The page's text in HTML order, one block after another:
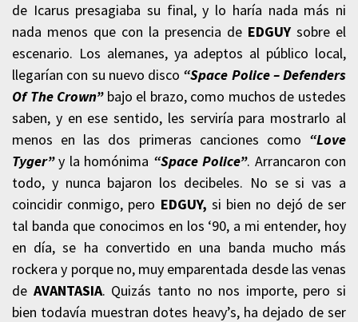
de Icarus presagiaba su final, y lo haría nada más ni
nada menos que con la presencia de EDGUY sobre el
escenario. Los alemanes, ya adeptos al público local,
llegarían con su nuevo disco “Space Police – Defenders
Of The Crown”bajo el brazo, como muchos de ustedes
saben, y en ese sentido, les serviría para mostrarlo al
menos en las dos primeras canciones como “Love
Tyger”y la homónima “Space Police”. Arrancaron con
todo, y nunca bajaron los decibeles. No se si vas a
coincidir conmigo, pero EDGUY, si bien no dejó de ser
tal banda que conocimos en los ‘90, a mi entender, hoy
en día, se ha convertido en una banda mucho más
rockera y porque no, muy emparentada desde las venas
de AVANTASIA. Quizás tanto no nos importe, pero si
bien todavía muestran dotes heavy’s, ha dejado de ser